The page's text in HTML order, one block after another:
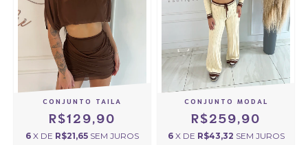
CONJUNTO TAILA
R$129,90
6 X DE R$21,65 SEM JUROS
CONJUNTO MODAL
R$259,90
6 X DE R$43,32 SEM JUROS